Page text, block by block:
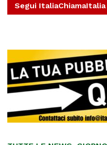
Segui